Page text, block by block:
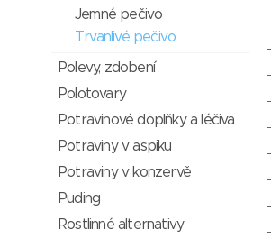
Jemné pečivo
Trvanlivé pečivo
Polevy, zdobení
Polotovary
Potravinové doplňky a léčiva
Potraviny v aspiku
Potraviny v konzervě
Puding
Rostlinné alternativy